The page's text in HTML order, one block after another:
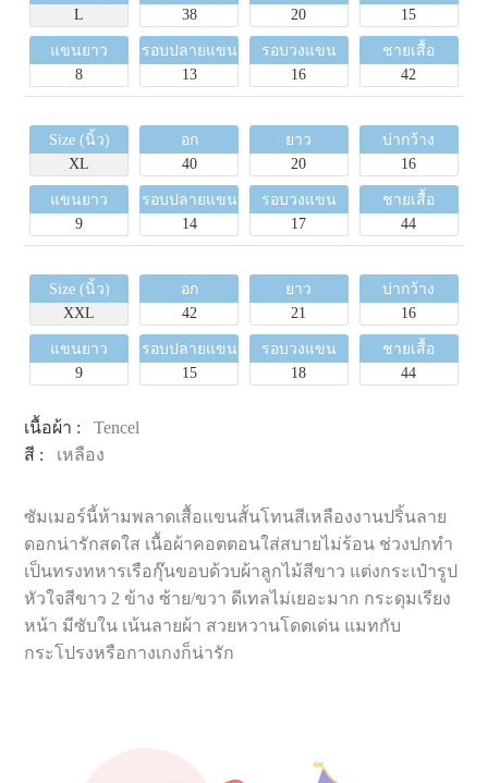
L
38
20
15
แขนยาว
8
รอบปลายแขน
13
รอบวงแขน
16
ชายเสื้อ
42
Size (นิ้ว)
XL
อก
40
ยาว
20
บ่ากว้าง
16
แขนยาว
9
รอบปลายแขน
14
รอบวงแขน
17
ชายเสื้อ
44
Size (นิ้ว)
XXL
อก
42
ยาว
21
บ่ากว้าง
16
แขนยาว
9
รอบปลายแขน
15
รอบวงแขน
18
ชายเสื้อ
44
เนื้อผ้า :Tencel
สี : เหลือง
ซัมเมอร์นี้ห้ามพลาดเสื้อแขนสั้นโทนสีเหลืองงานปริ้นลาย
ดอกน่ารักสดใส เนื้อผ้าคอตตอนใส่สบายไม่ร้อน ช่วงปกทำ
เป็นทรงทหารเรือกุ๊นขอบด้วบผ้าลูกไม้สีขาว แต่งกระเป๋ารูป
หัวใจสีขาว 2 ข้าง ซ้าย/ขวา ดีเทลไม่เยอะมาก กระดุมเรียง
หน้า มีซับใน เน้นลายผ้า สวยหวานโดดเด่น แมทกับ
กระโปรงหรือกางเกงก็น่ารัก